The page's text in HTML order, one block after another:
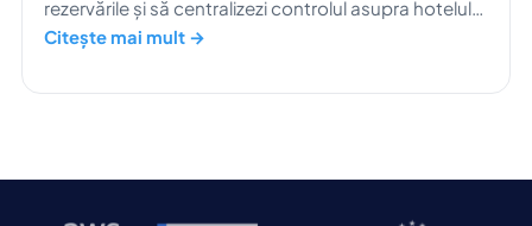
rezervările și să centralizezi controlul asupra hotelului
tău.
Citește mai mult →